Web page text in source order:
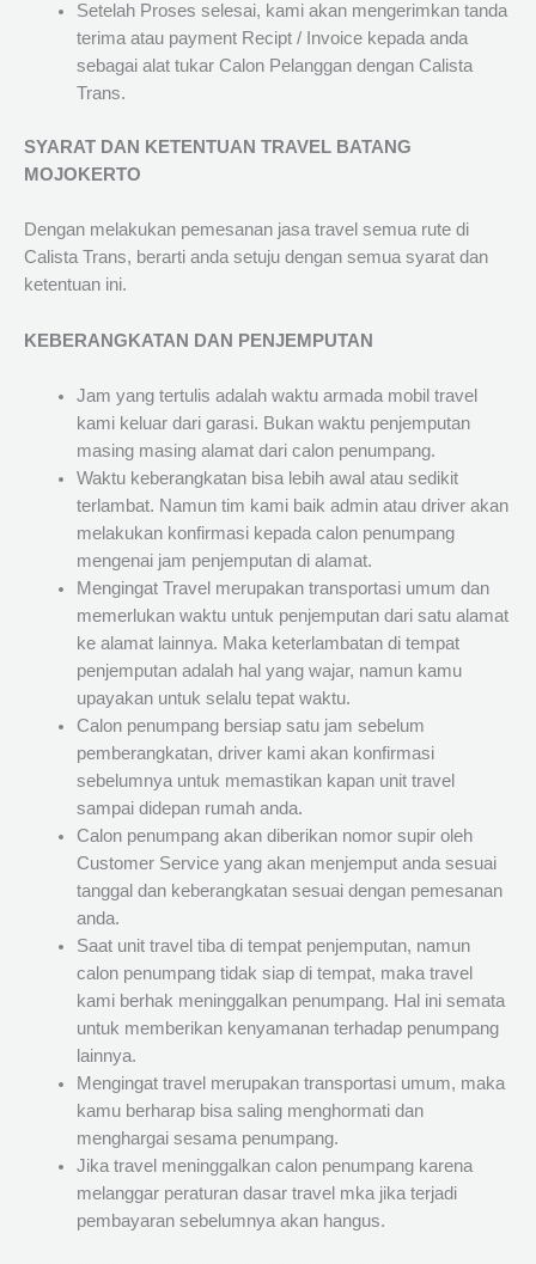
Setelah Proses selesai, kami akan mengerimkan tanda
terima atau payment Recipt / Invoice kepada anda
sebagai alat tukar Calon Pelanggan dengan Calista
Trans.
SYARAT DAN KETENTUAN TRAVEL BATANG
MOJOKERTO
Dengan melakukan pemesanan jasa travel semua rute di
Calista Trans, berarti anda setuju dengan semua syarat dan
ketentuan ini.
KEBERANGKATAN DAN PENJEMPUTAN
Jam yang tertulis adalah waktu armada mobil travel
kami keluar dari garasi. Bukan waktu penjemputan
masing masing alamat dari calon penumpang.
Waktu keberangkatan bisa lebih awal atau sedikit
terlambat. Namun tim kami baik admin atau driver akan
melakukan konfirmasi kepada calon penumpang
mengenai jam penjemputan di alamat.
Mengingat Travel merupakan transportasi umum dan
memerlukan waktu untuk penjemputan dari satu alamat
ke alamat lainnya. Maka keterlambatan di tempat
penjemputan adalah hal yang wajar, namun kamu
upayakan untuk selalu tepat waktu.
Calon penumpang bersiap satu jam sebelum
pemberangkatan, driver kami akan konfirmasi
sebelumnya untuk memastikan kapan unit travel
sampai didepan rumah anda.
Calon penumpang akan diberikan nomor supir oleh
Customer Service yang akan menjemput anda sesuai
tanggal dan keberangkatan sesuai dengan pemesanan
anda.
Saat unit travel tiba di tempat penjemputan, namun
calon penumpang tidak siap di tempat, maka travel
kami berhak meninggalkan penumpang. Hal ini semata
untuk memberikan kenyamanan terhadap penumpang
lainnya.
Mengingat travel merupakan transportasi umum, maka
kamu berharap bisa saling menghormati dan
menghargai sesama penumpang.
Jika travel meninggalkan calon penumpang karena
melanggar peraturan dasar travel mka jika terjadi
pembayaran sebelumnya akan hangus.